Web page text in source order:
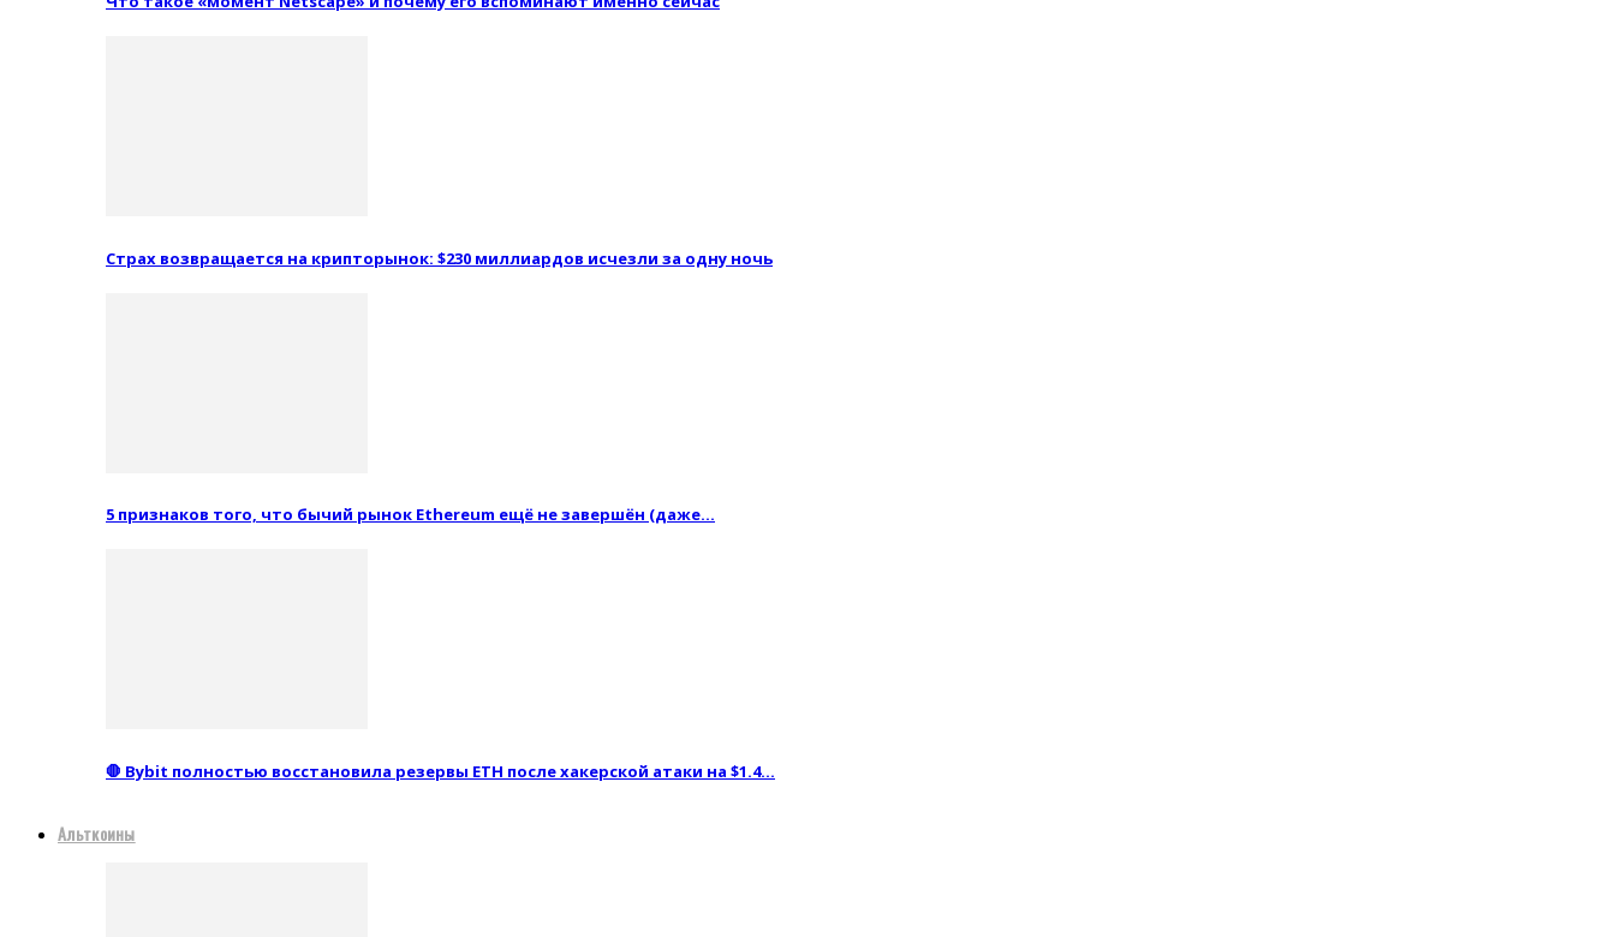
Страх возвращается на крипторынок: $230 миллиардов исчезли за одну ночь
5 признаков того, что бычий рынок Ethereum ещё не завершён (даже…
🛑 Bybit полностью восстановила резервы ETH после хакерской атаки на $1.4…
Альткоины